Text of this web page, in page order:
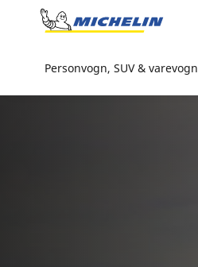
Go to page content
Personvogn, SUV & varevogn